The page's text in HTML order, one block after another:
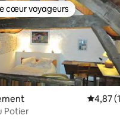
la base de 96
cœur voyageurs
cœur voyageurs
4,87
Potier